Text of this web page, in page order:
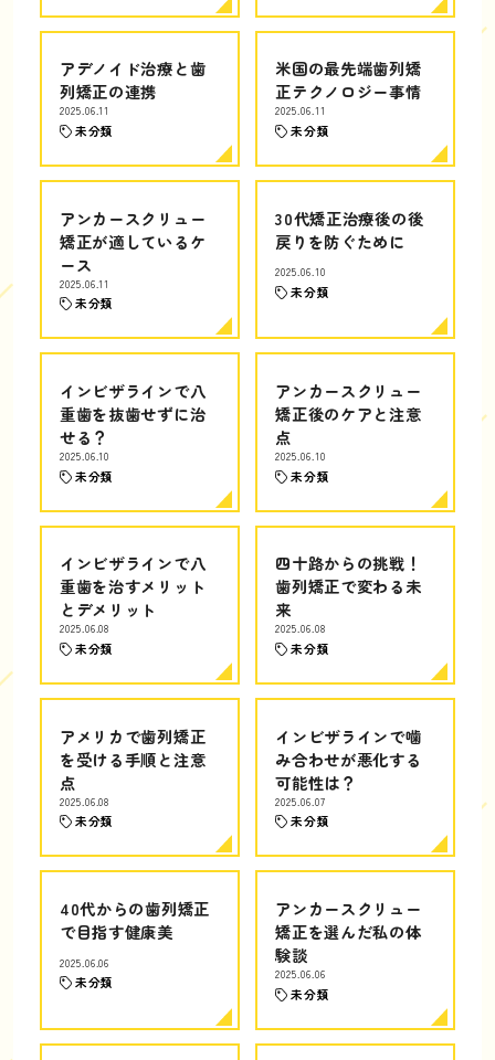
アデノイド治療と歯
列矯正の連携
2025.06.11
未分類
米国の最先端歯列矯
正テクノロジー事情
2025.06.11
未分類
アンカースクリュー
矯正が適しているケ
ース
2025.06.11
未分類
30代矯正治療後の後
戻りを防ぐために
2025.06.10
未分類
インビザラインで八
重歯を抜歯せずに治
せる？
2025.06.10
未分類
アンカースクリュー
矯正後のケアと注意
点
2025.06.10
未分類
インビザラインで八
重歯を治すメリット
とデメリット
2025.06.08
未分類
四十路からの挑戦！
歯列矯正で変わる未
来
2025.06.08
未分類
アメリカで歯列矯正
を受ける手順と注意
点
2025.06.08
未分類
インビザラインで噛
み合わせが悪化する
可能性は？
2025.06.07
未分類
40代からの歯列矯正
で目指す健康美
2025.06.06
未分類
アンカースクリュー
矯正を選んだ私の体
験談
2025.06.06
未分類